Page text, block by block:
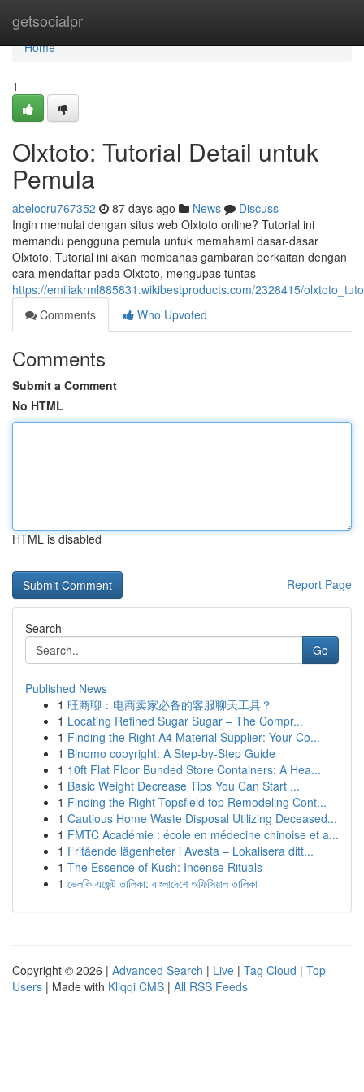
getsocialpr
Home
Home
1
Olxtoto: Tutorial Detail untuk
Pemula
abelocru767352 87 days ago News
Discuss
Ingin memulai dengan situs web Olxtoto online? Tutorial ini
memandu pengguna pemula untuk memahami dasar-dasar
Olxtoto. Tutorial ini akan membahas gambaran berkaitan dengan
cara mendaftar pada Olxtoto, mengupas tuntas
https://emiliakrml885831.wikibestproducts.com/2328415/
Comments
Who Upvoted
Comments
Submit a Comment
No HTML
HTML is disabled
Report Page
Search
Go
Published News
1 旺商聊：电商卖家必备的客服聊天工具？
1 Locating Refined Sugar Sugar – The Compr...
1 Finding the Right A4 Material Supplier: Your Co...
1 Binomo copyright: A Step-by-Step Guide
1 10ft Flat Floor Bunded Store Containers: A Hea...
1 Basic Weight Decrease Tips You Can Start ...
1 Finding the Right Topsfield top Remodeling Cont...
1 Cautious Home Waste Disposal Utilizing Deceased...
1 FMTC Académie : école en médecine chinoise et a...
1 Fritående lägenheter i Avesta – Lokalisera ditt...
1 The Essence of Kush: Incense Rituals
1 ভেলকি এজেন্ট তালিকা: বাংলাদেশে অফিসিয়াল তালিকা
Copyright © 2026 | Advanced Search | Live | Tag Cloud | Top
Users | Made with Kliqqi CMS | All RSS Feeds